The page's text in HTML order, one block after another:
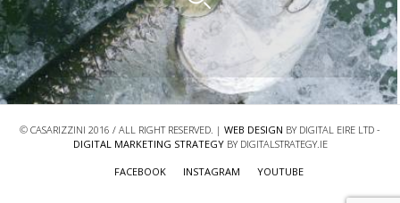
© CASARIZZINI 2016 / ALL RIGHT RESERVED. | WEB DESIGN BY DIGITAL EIRE LTD -
DIGITAL MARKETING STRATEGYBY DIGITALSTRATEGY.IE
FACEBOOK INSTAGRAM YOUTUBE